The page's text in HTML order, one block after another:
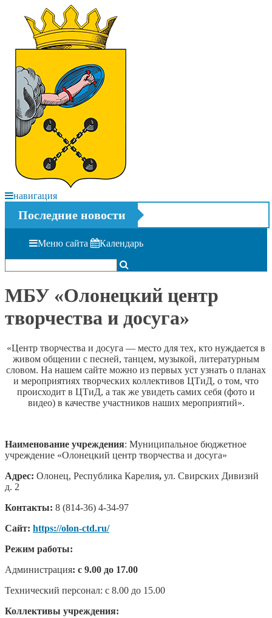
навигация
Последние новости
Меню сайта Календарь
МБУ «Олонецкий центр
творчества и досуга»
«Центр творчества и досуга — место для тех, кто нуждается в
живом общении с песней, танцем, музыкой, литературным
словом. На нашем сайте можно из первых уст узнать о планах
и мероприятиях творческих коллективов ЦТиД, о том, что
происходит в ЦТиД, а так же увидеть самих себя (фото и
видео) в качестве участников наших мероприятий».
Наименование учреждения: Муниципальное бюджетное
учреждение «Олонецкий центр творчества и досуга»
Адрес: Олонец, Республика Карелия, ул. Свирских Дивизий
д. 2
Контакты: 8 (814-36) 4-34-97
Сайт: https://olon-ctd.ru/
Режим работы:
Администрация: с 9.00 до 17.00
Технический персонал: с 8.00 до 15.00
Коллективы учреждения: